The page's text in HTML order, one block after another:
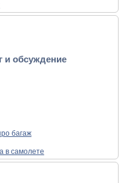
и обсуждение
багаж
в самолете